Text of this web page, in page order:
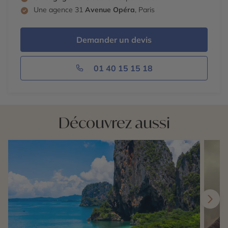
Une agence 31 Avenue Opéra, Paris
Demander un devis
01 40 15 15 18
Découvrez aussi